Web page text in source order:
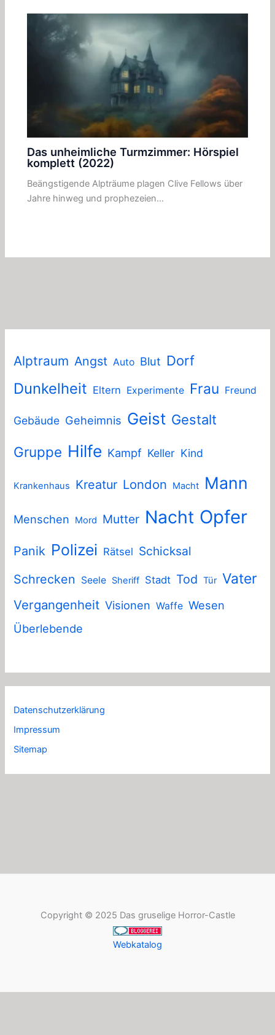
Alptraum Angst Auto Blut Dorf
Dunkelheit Eltern Experimente Frau Freund
Gebäude Geheimnis Geist Gestalt
Gruppe Hilfe Kampf Keller Kind
Krankenhaus Kreatur London Macht Mann
Menschen Mord Mutter Nacht Opfer
Panik Polizei Rätsel Schicksal
Schrecken
Seele Sheriff Stadt Tod Tür Vater
Vergangenheit Visionen Waffe Wesen
Überlebende
Datenschutzerklärung
Impressum
Sitemap
Das unheimliche Turmzimmer: Hörspiel
komplett (2022)
Beängstigende Alpträume plagen Clive Fellows über
Jahre hinweg und prophezeien…
Copyright © 2025 Das gruselige Horror-Castle
Webkatalog